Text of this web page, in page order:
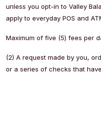
unless you opt-in to Valley
apply to everyday POS and
Maximum of five (5) fees per
(2) A request made by you,
or a series of checks that